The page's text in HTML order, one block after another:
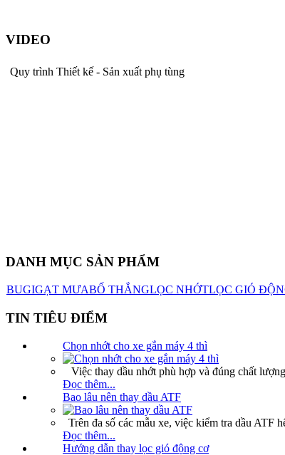
VIDEO
Quy trình Thiết kế - Sản xuất phụ tùng
DANH MỤC SẢN PHẨM
BUGIGẠT MƯABỐ THẮNGLỌC NHỚTLỌC GIÓ
TIN TIÊU ĐIỂM
Chọn nhớt cho xe gắn máy 4 thì
Việc thay dầu nhớt phù hợp và đúng chất
Đọc thêm...
Bao lâu nên thay dầu ATF
Trên đa số các mẫu xe, việc kiểm tra dầu ATF
Đọc thêm...
Hướng dẫn thay lọc gió động cơ